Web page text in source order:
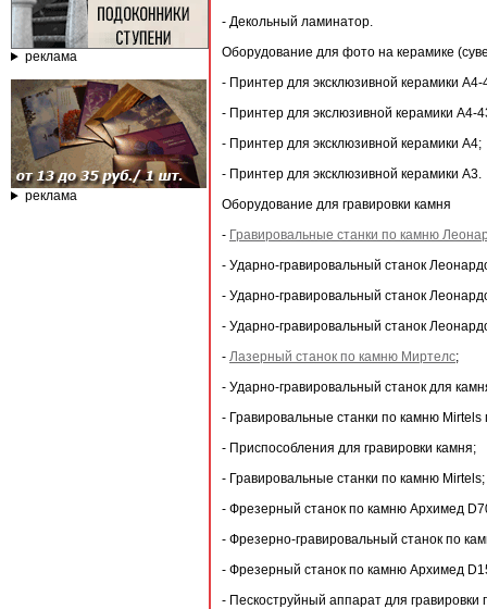
реклама
реклама
- Декольный ламинатор.
Оборудование для фото на керамике
- Принтер для эксклюзивной керамики А4-
- Принтер для экслюзивной керамики А4-
- Принтер для эксклюзивной керамики А4;
- Принтер для эксклюзивной керамики А3.
Оборудование для гравировки камня
- Гравировальные станки по камню
- Ударно-гравировальный станок
- Ударно-гравировальный станок
- Ударно-гравировальный станок
- Лазерный станок по камню Миртелс;
- Ударно-гравировальный станок для
- Гравировальные станки по камню
- Приспособления для гравировки камня;
- Гравировальные станки по камню Mirtels;
- Фрезерный станок по камню Архимед
- Фрезерно-гравировальный станок по
- Фрезерный станок по камню Архимед
- Пескоструйный аппарат для гравировки